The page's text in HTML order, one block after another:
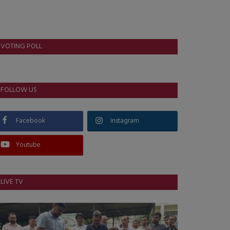
VOTING POLL
FOLLOW US
Facebook Instagram
Youtube
LIVE TV